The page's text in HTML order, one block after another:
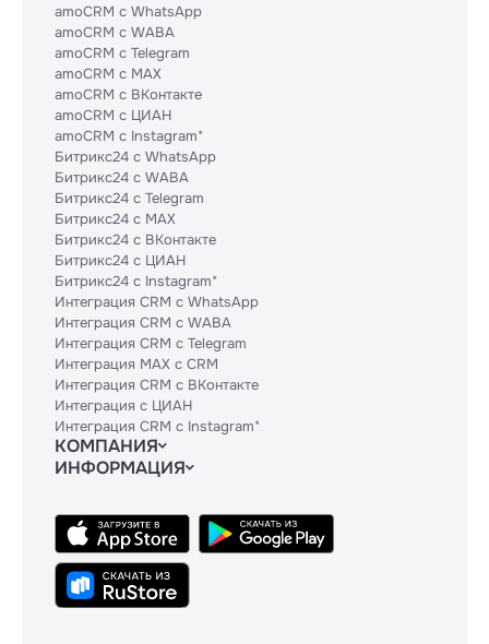
amoCRM с WhatsApp
amoCRM с WABA
amoCRM с Telegram
amoCRM с MAX
amoCRM с ВКонтакте
amoCRM с ЦИАН
amoCRM с Instagram*
Битрикс24 с WhatsApp
Битрикс24 с WABA
Битрикс24 с Telegram
Битрикс24 с MAX
Битрикс24 с ВКонтакте
Битрикс24 с ЦИАН
Битрикс24 с Instagram*
Интеграция CRM с WhatsApp
Интеграция CRM с WABA
Интеграция CRM с Telegram
Интеграция MAX с CRM
Интеграция CRM с ВКонтакте
Интеграция с ЦИАН
Интеграция CRM с Instagram*
КОМПАНИЯ
Блог
Контакты
Политики и соглашения
Сведения об ИТ-деятельности
ИНФОРМАЦИЯ
Техническим партнерам
Тарифы
API
База знаний